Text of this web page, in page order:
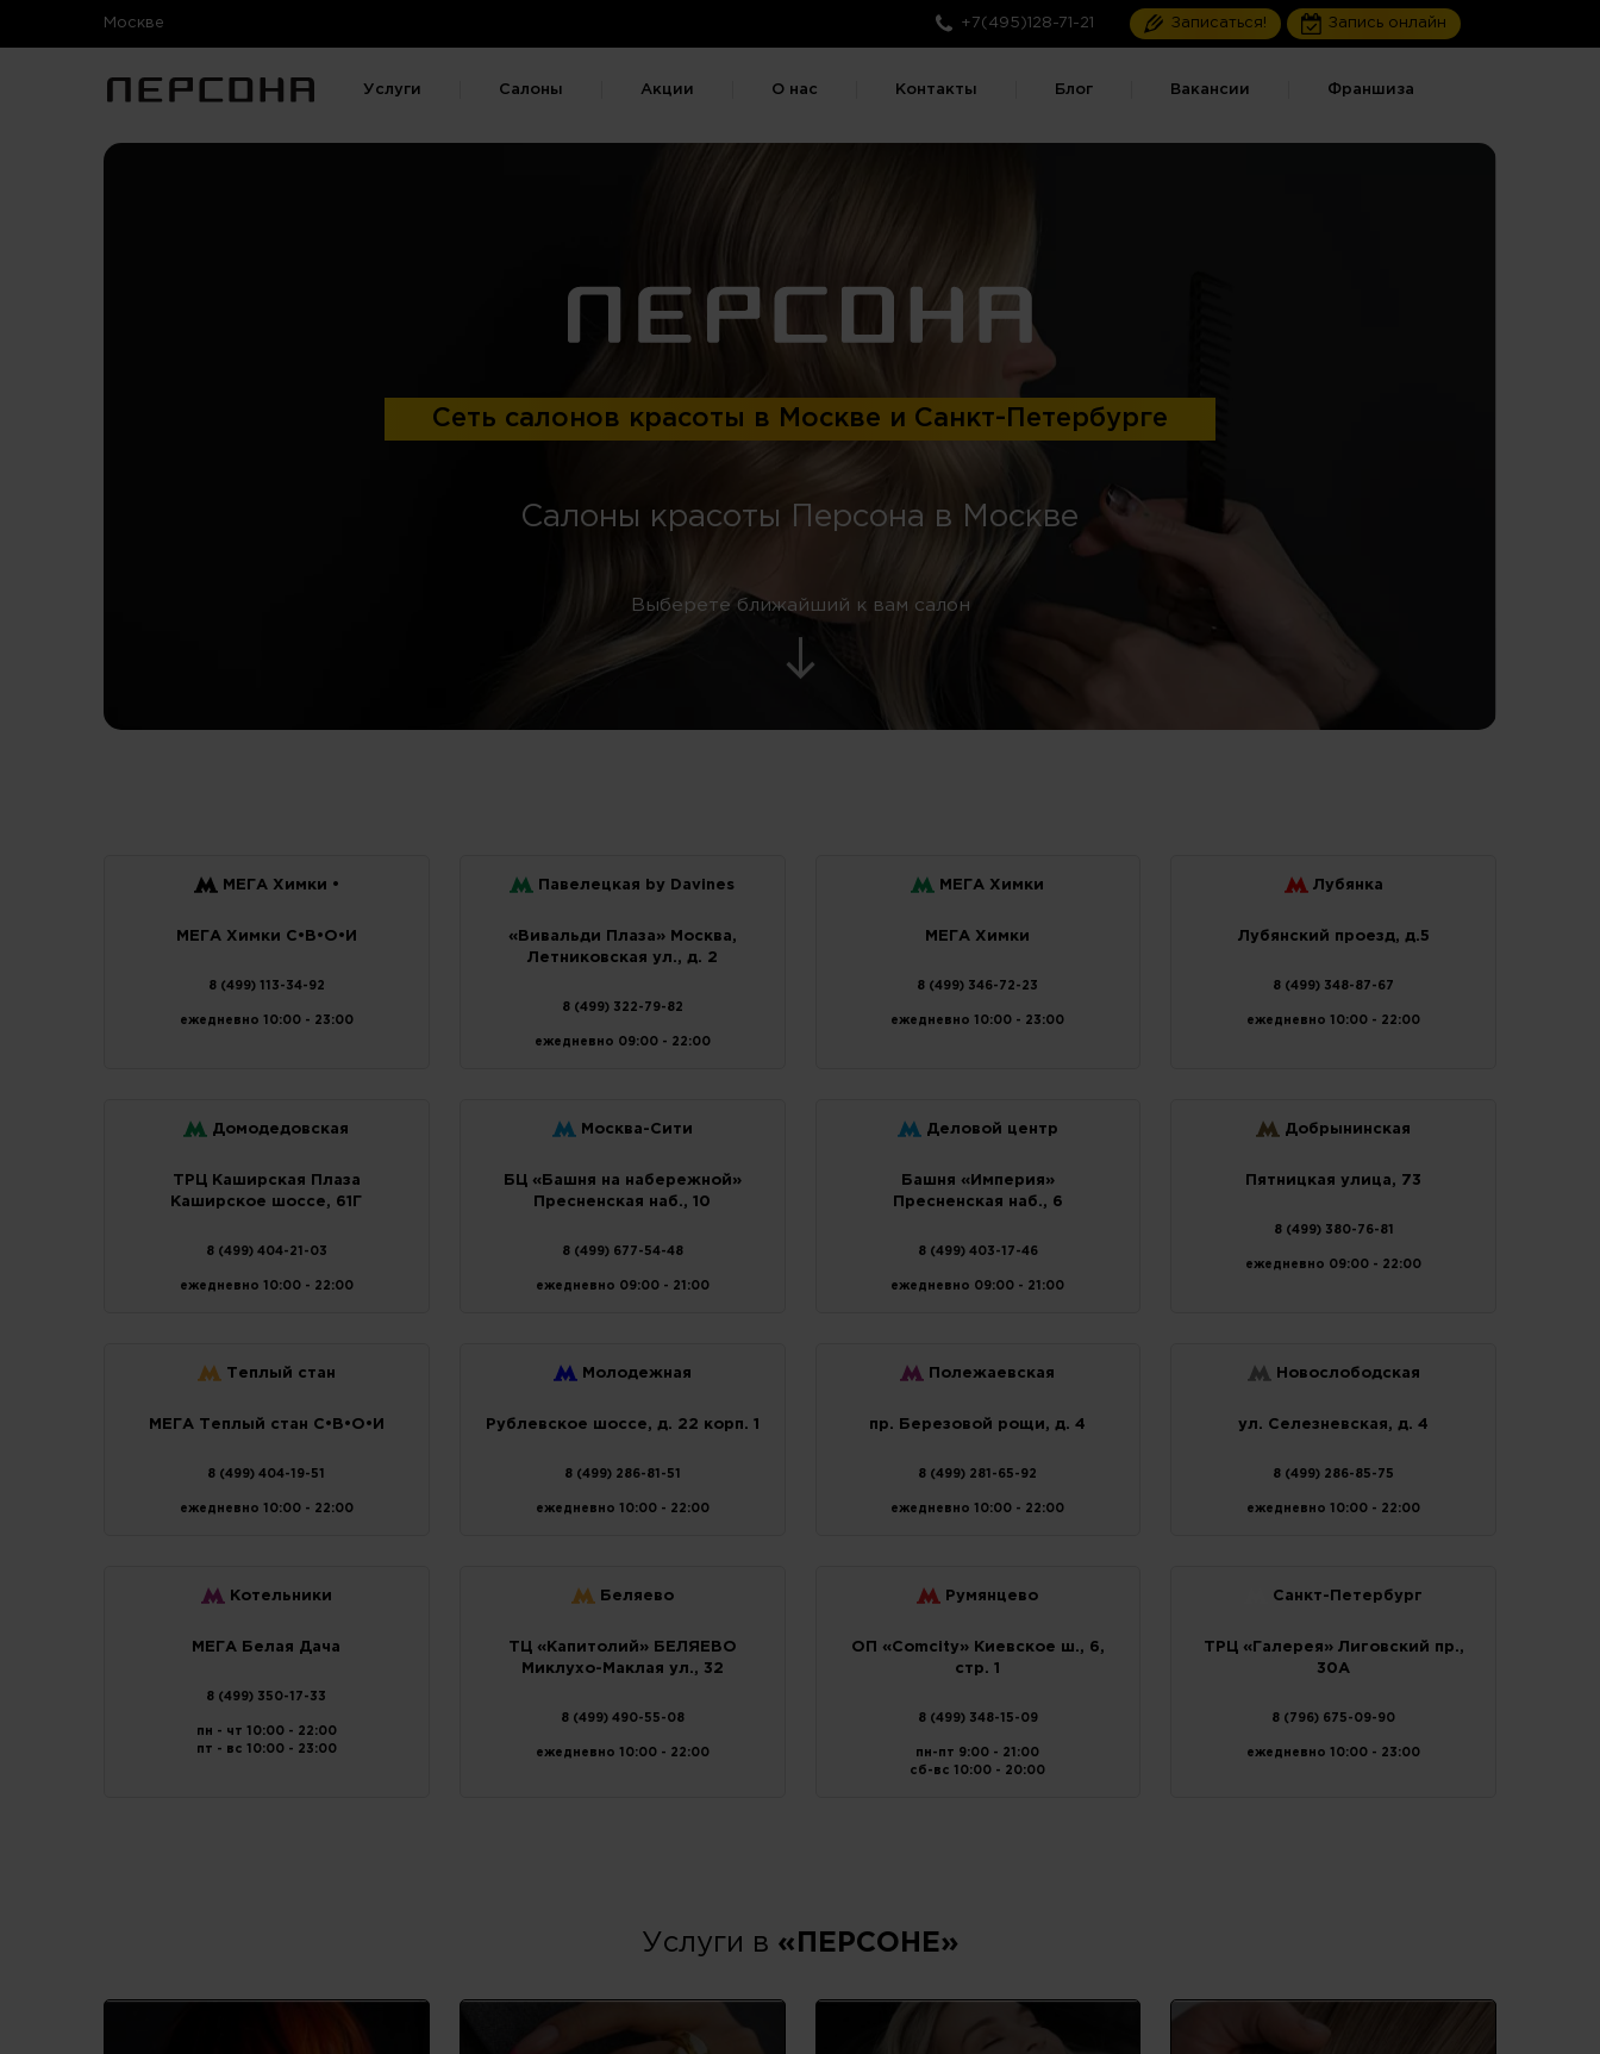
Москве +7(495)128-71-21 Записаться! Запись онлайн
Услуги Салоны Акции О нас Контакты Блог Вакансии Франшиза
Сеть салонов красоты в Москве и Санкт-Петербурге
Салоны красоты Персона в Москве
Выберете ближайший к вам салон
МЕГА Химки •
МЕГА Химки C•В•О•И
8 (499) 113-34-92
ежедневно 10:00 - 23:00
Павелецкая by Davines
«Вивальди Плаза» Москва,
Летниковская ул., д. 2
8 (499) 322-79-82
ежедневно 09:00 - 22:00
МЕГА Химки
МЕГА Химки
8 (499) 346-72-23
ежедневно 10:00 - 23:00
Лубянка
Лубянский проезд, д.5
8 (499) 348-87-67
ежедневно 10:00 - 22:00
Домодедовская
ТРЦ Каширская Плаза
Каширское шоссе, 61Г
8 (499) 404-21-03
ежедневно 10:00 - 22:00
Москва-Сити
БЦ «Башня на набережной»
Пресненская наб., 10
8 (499) 677-54-48
ежедневно 09:00 - 21:00
Деловой центр
Башня «Империя»
Пресненская наб., 6
8 (499) 403-17-46
ежедневно 09:00 - 21:00
Добрынинская
Пятницкая улица, 73
8 (499) 380-76-81
ежедневно 09:00 - 22:00
Теплый стан
МЕГА Теплый стан C•В•О•И
8 (499) 404-19-51
ежедневно 10:00 - 22:00
Молодежная
Рублевское шоссе, д. 22 корп. 1
8 (499) 286-81-51
ежедневно 10:00 - 22:00
Полежаевская
пр. Березовой рощи, д. 4
8 (499) 281-65-92
ежедневно 10:00 - 22:00
Новослободская
ул. Селезневская, д. 4
8 (499) 286-85-75
ежедневно 10:00 - 22:00
Котельники
МЕГА Белая Дача
8 (499) 350-17-33
пн - чт 10:00 - 22:00
пт - вс 10:00 - 23:00
Беляево
ТЦ «Капитолий» БЕЛЯЕВО
Миклухо-Маклая ул., 32
8 (499) 490-55-08
ежедневно 10:00 - 22:00
Румянцево
ОП «Comcity» Киевское ш., 6,
стр. 1
8 (499) 348-15-09
пн-пт 9:00 - 21:00
сб-вс 10:00 - 20:00
Санкт-Петербург
ТРЦ «Галерея» Лиговский пр.,
30А
8 (796) 675-09-90
ежедневно 10:00 - 23:00
Услуги в «ПЕРСОНЕ»